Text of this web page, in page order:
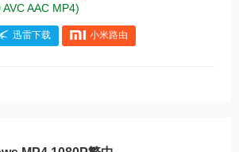
AAC MP4)
迅雷下载 小米路由